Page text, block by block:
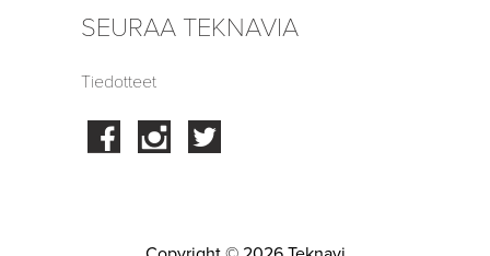
SEURAA TEKNAVIA
Tiedotteet
FacebookInstagram